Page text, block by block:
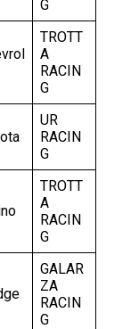
G
TROTT
A
RACIN
G
UR
RACIN
G
TROTT
A
RACIN
G
GALAR
ZA
RACIN
G